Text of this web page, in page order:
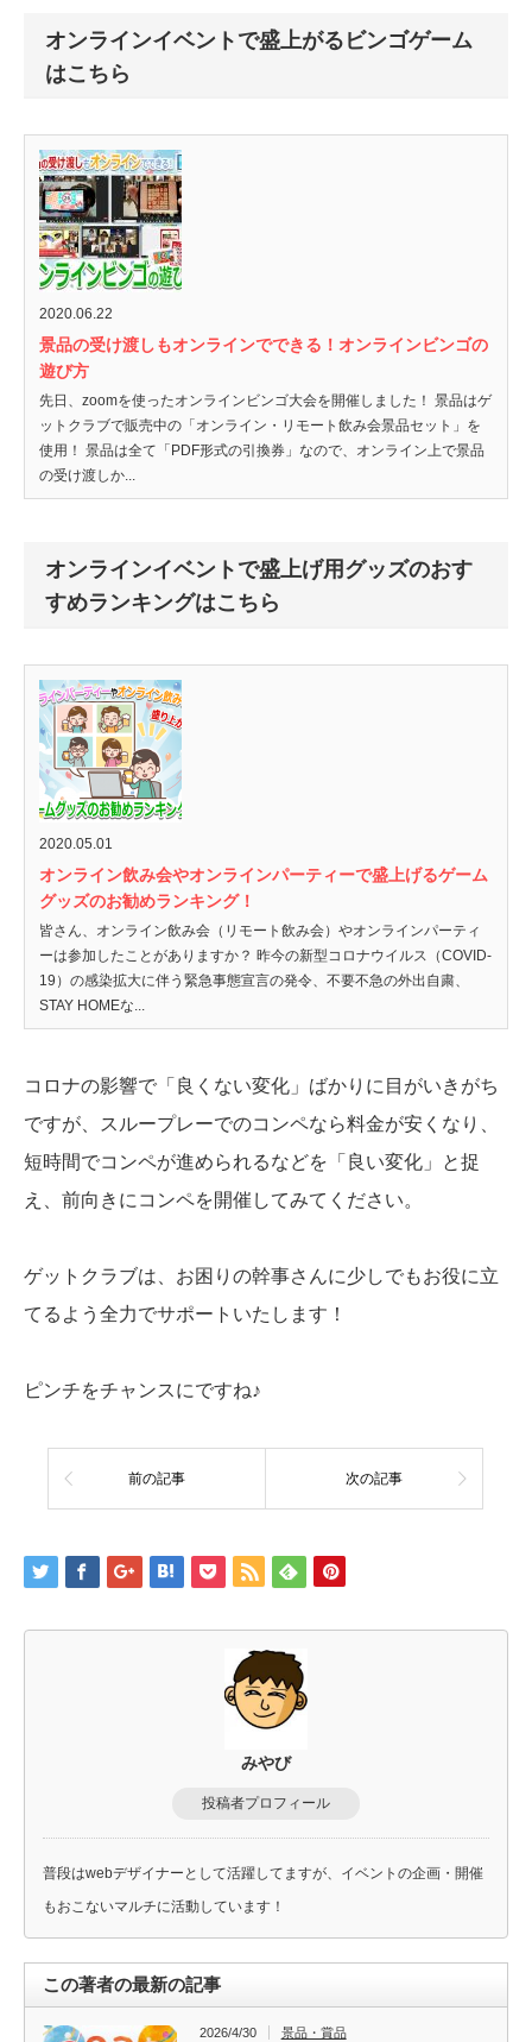
オンラインイベントで盛上がるビンゴゲーム
はこちら
2020.06.22
景品の受け渡しもオンラインでできる！オンラインビンゴの
遊び方
先日、zoomを使ったオンラインビンゴ大会を開催しました！ 景品はゲ
ットクラブで販売中の「オンライン・リモート飲み会景品セット」を
使用！ 景品は全て「PDF形式の引換券」なので、オンライン上で景品
の受け渡しか...
オンラインイベントで盛上げ用グッズのおす
すめランキングはこちら
2020.05.01
オンライン飲み会やオンラインパーティーで盛上げるゲーム
グッズのお勧めランキング！
皆さん、オンライン飲み会（リモート飲み会）やオンラインパーティ
ーは参加したことがありますか？ 昨今の新型コロナウイルス（COVID-
19）の感染拡大に伴う緊急事態宣言の発令、不要不急の外出自粛、
STAY HOMEな...
コロナの影響で「良くない変化」ばかりに目がいきがち
ですが、スループレーでのコンペなら料金が安くなり、
短時間でコンペが進められるなどを「良い変化」と捉
え、前向きにコンペを開催してみてください。
ゲットクラブは、お困りの幹事さんに少しでもお役に立
てるよう全力でサポートいたします！
ピンチをチャンスにですね♪
前の記事 次の記事
みやび
投稿者プロフィール
普段はwebデザイナーとして活躍してますが、イベントの企画・開催
もおこないマルチに活動しています！
この著者の最新の記事
2026/4/30 景品・賞品